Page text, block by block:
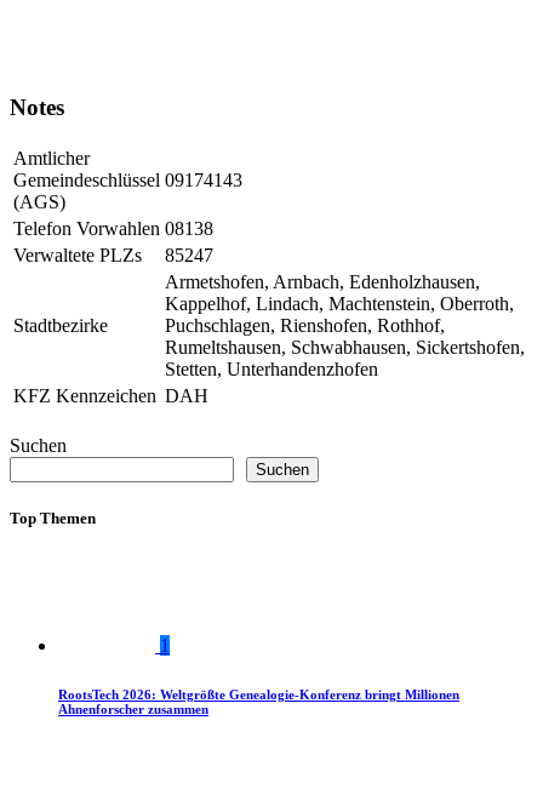
Notes
Amtlicher
Gemeindeschlüssel
(AGS)
09174143
Telefon Vorwahlen 08138
Verwaltete PLZs
85247
Stadtbezirke
Armetshofen, Arnbach, Edenholzhausen,
Kappelhof, Lindach, Machtenstein, Oberroth,
Puchschlagen, Rienshofen, Rothhof,
Rumeltshausen, Schwabhausen, Sickertshofen,
Stetten, Unterhandenzhofen
KFZ Kennzeichen DAH
Suchen
Suchen
Top Themen
1
RootsTech 2026: Weltgrößte Genealogie-Konferenz bringt Millionen
Ahnenforscher zusammen